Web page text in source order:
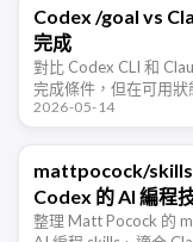
Codex /goal vs
完成
對比 Codex CLI 和
完成條件，但在可用
差異。
2026-05-14
mattpocock/skills
Codex 的 AI 編程
整理 Matt Pocock 的